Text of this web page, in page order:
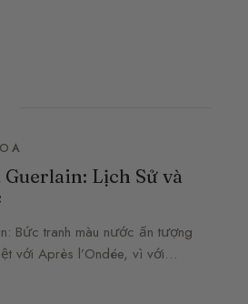
Guerlain: Lịch Sử và
Bức tranh màu nước ấn tượng
với Après l’Ondée, vì với…